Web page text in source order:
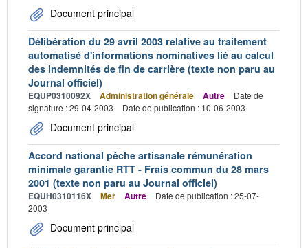
Document principal
Délibération du 29 avril 2003 relative au traitement
automatisé d'informations nominatives lié au calcul
des indemnités de fin de carrière (texte non paru au
Journal officiel)
EQUP0310092X Administration générale Autre
Date de
signature : 29-04-2003
Date de publication : 10-06-2003
Document principal
Accord national pêche artisanale rémunération
minimale garantie RTT - Frais commun du 28 mars
2001 (texte non paru au Journal officiel)
EQUH0310116X Mer Autre
Date de publication : 25-07-
2003
Document principal